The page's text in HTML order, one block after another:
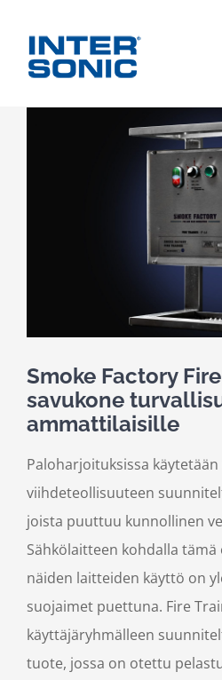
content
Smoke Factory
savukone
ammattilaisille
Paloharjoituksissa
viihdeteollisuuteen
joista puuttuu kunnollinen
Sähkölaitteen kohdalla
näiden laitteiden käyttö on
suojaimet puettuna. Fire
käyttäjäryhmälleen
tuote, jossa on otettu